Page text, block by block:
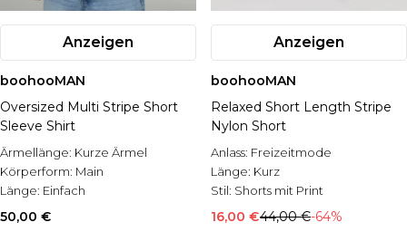
Anzeigen
boohooMAN
Oversized Multi Stripe Short
Sleeve Shirt
Ärmellänge: Kurze Ärmel
Körperform: Main
Länge: Einfach
50,00 €
Anzeigen
boohooMAN
Relaxed Short Length Stripe
Nylon Short
Anlass: Freizeitmode
Länge: Kurz
Stil: Shorts mit Print
16,00 €44,00 €-64%